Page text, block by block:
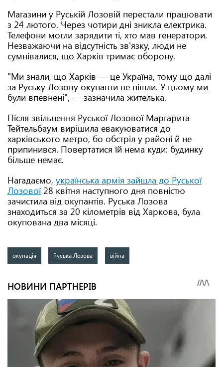
Магазини у Руській Лозовій перестали працювати
з 24 лютого. Через чотири дні зникла електрика.
Телефони могли зарядити ті, хто мав генератори.
Незважаючи на відсутність зв'язку, люди не
сумнівалися, що Харків тримає оборону.
"Ми знали, що Харків — це Україна, тому що далі
за Руську Лозову окупанти не пішли. У цьому ми
були впевнені", — зазначила жителька.
Після звільнення Руської Лозової Маргарита
Тейтельбаум вирішила евакуюватися до
харківського метро, бо обстріл у районі й не
припинився. Повертатися їй нема куди: будинку
більше немає.
Нагадаємо, українська армія зайшла до Руської
Лозової28 квітня наступного дня повністю
зачистила від окупантів. Руська Лозова
знаходиться за 20 кілометрів від Харкова, була
окупована два місяці.
окупація Руська Лозова війна